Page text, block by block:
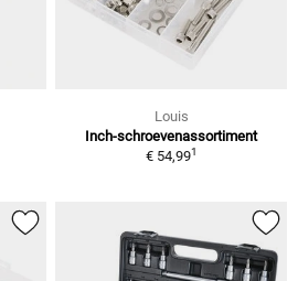
Louis
Inch-schroevenassortiment
€ 54,991